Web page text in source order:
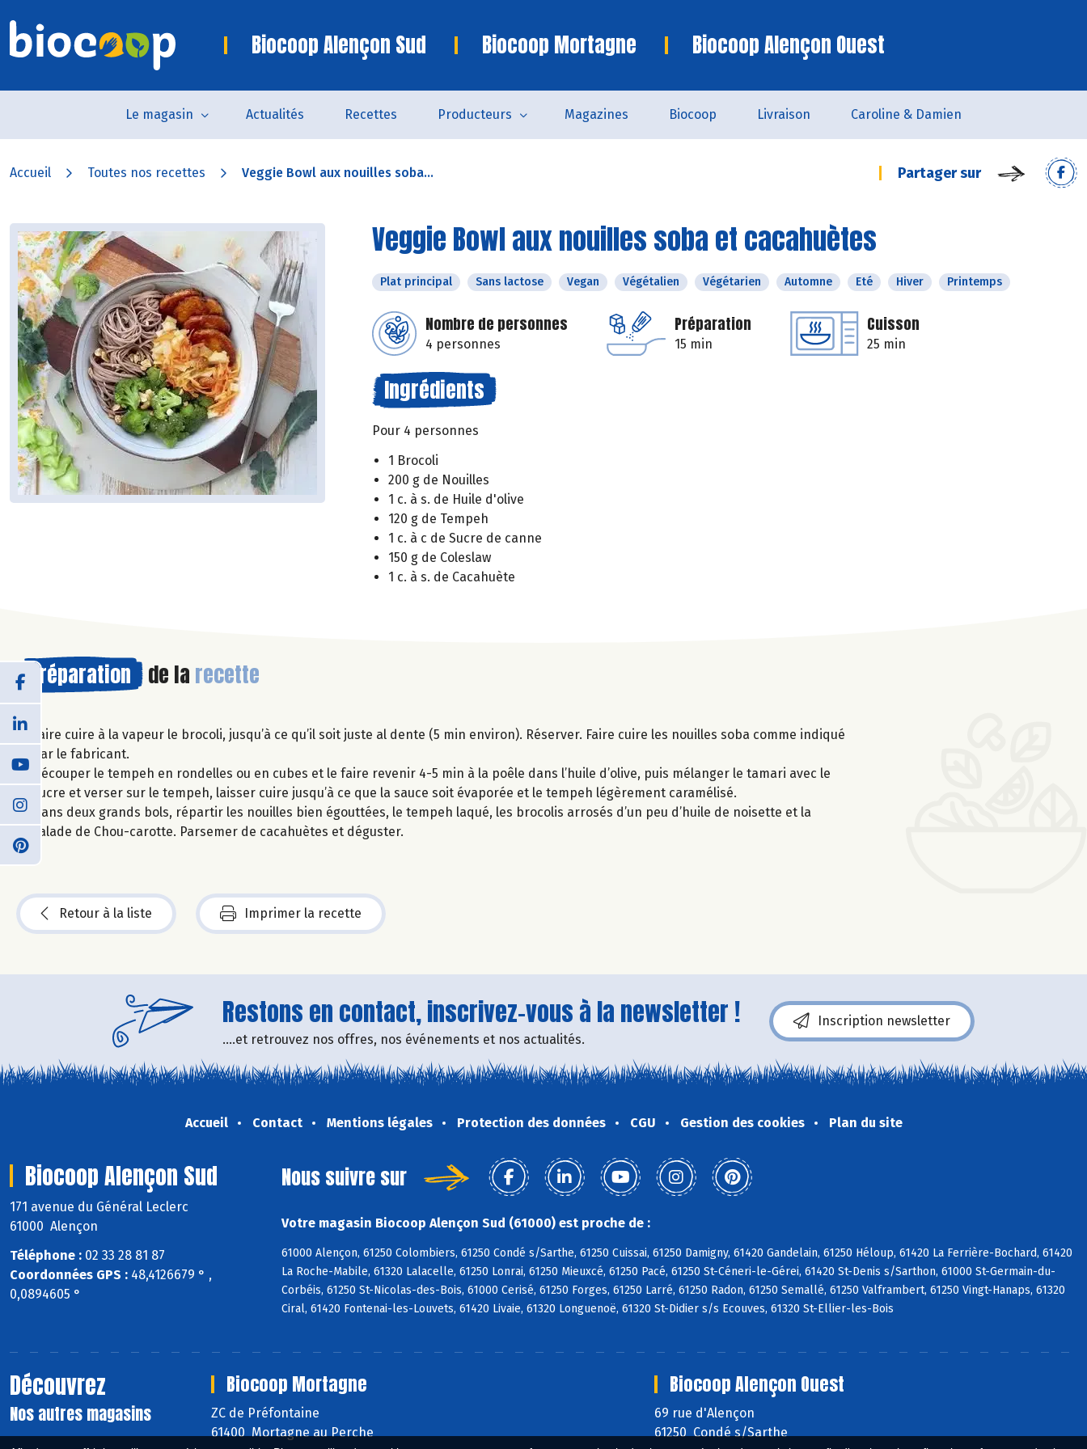
Biocoop Alençon Sud Biocoop Mortagne Biocoop Alençon Ouest
Le magasin Actualités Recettes Producteurs Magazines Biocoop Livraison Caroline & Damien
Accueil Toutes nos recettes Veggie Bowl aux nouilles soba... Partager sur
Veggie Bowl aux nouilles soba et cacahuètes
Plat principal Sans lactose Vegan Végétalien Végétarien Automne Eté Hiver Printemps
Nombre de personnes
4 personnes
Préparation
15 min
Cuisson
25 min
Ingrédients
Pour 4 personnes
1 Brocoli
200 g de Nouilles
1 c. à s. de Huile d'olive
120 g de Tempeh
1 c. à c de Sucre de canne
150 g de Coleslaw
1 c. à s. de Cacahuète
Préparation de la recette
Faire cuire à la vapeur le brocoli, jusqu’à ce qu’il soit juste al dente (5 min environ). Réserver. Faire cuire les nouilles soba comme indiqué
par le fabricant.
Découper le tempeh en rondelles ou en cubes et le faire revenir 4-5 min à la poêle dans l’huile d’olive, puis mélanger le tamari avec le
sucre et verser sur le tempeh, laisser cuire jusqu’à ce que la sauce soit évaporée et le tempeh légèrement caramélisé.
Dans deux grands bols, répartir les nouilles bien égouttées, le tempeh laqué, les brocolis arrosés d’un peu d’huile de noisette et la
salade de Chou-carotte. Parsemer de cacahuètes et déguster.
Retour à la liste Imprimer la recette
Restons en contact, inscrivez-vous à la newsletter !
....et retrouvez nos offres, nos événements et nos actualités.
Inscription newsletter
Accueil Contact Mentions légales Protection des données CGU Gestion des cookies Plan du site
Biocoop Alençon Sud
171 avenue du Général Leclerc
61000 Alençon
Téléphone : 02 33 28 81 87
Coordonnées GPS : 48,4126679 ° ,
0,0894605 °
Nous suivre sur
Votre magasin Biocoop Alençon Sud (61000) est proche de :
61000 Alençon, 61250 Colombiers, 61250 Condé s/Sarthe, 61250 Cuissai, 61250 Damigny, 61420 Gandelain, 61250 Héloup, 61420 La Ferrière-Bochard, 61420
La Roche-Mabile, 61320 Lalacelle, 61250 Lonrai, 61250 Mieuxcé, 61250 Pacé, 61250 St-Céneri-le-Gérei, 61420 St-Denis s/Sarthon, 61000 St-Germain-du-
Corbéis, 61250 St-Nicolas-des-Bois, 61000 Cerisé, 61250 Forges, 61250 Larré, 61250 Radon, 61250 Semallé, 61250 Valframbert, 61250 Vingt-Hanaps, 61320
Ciral, 61420 Fontenai-les-Louvets, 61420 Livaie, 61320 Longuenoë, 61320 St-Didier s/s Ecouves, 61320 St-Ellier-les-Bois
Découvrez
Nos autres magasins
Biocoop Mortagne
ZC de Préfontaine
61400 Mortagne au Perche
Biocoop Alençon Ouest
69 rue d'Alençon
61250 Condé s/Sarthe